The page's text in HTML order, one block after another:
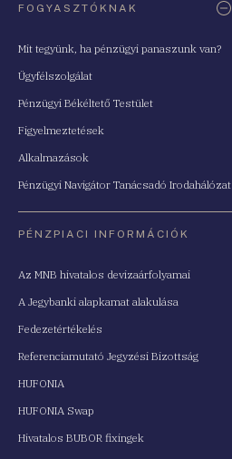
FOGYASZTÓKNAK
Mit tegyünk, ha pénzügyi panaszunk van?
Ügyfélszolgálat
Pénzügyi Békéltető Testület
Figyelmeztetések
Alkalmazások
Pénzügyi Navigátor Tanácsadó Irodahálózat
PÉNZPIACI INFORMÁCIÓK
Az MNB hivatalos devizaárfolyamai
A Jegybanki alapkamat alakulása
Fedezetértékelés
Referenciamutató Jegyzési Bizottság
HUFONIA
HUFONIA Swap
Hivatalos BUBOR fixingek